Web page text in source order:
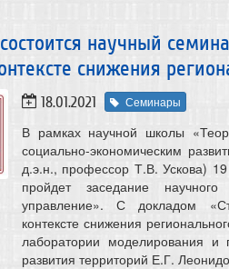
состоится научный
снижения
18.01.2021 Семинары
В рамках научной школы
социально-экономическим
д.э.н., профессор Т.В. Ускова)
пройдет заседание
управление». С докладом
контексте снижения
лаборатории моделирования и
развития территорий Е.Г.